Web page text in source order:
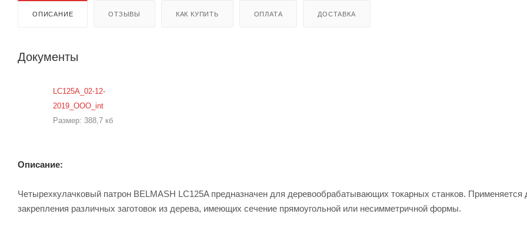
ОПИСАНИЕ ОТЗЫВЫ КАК КУПИТЬ ОПЛАТА ДОСТАВКА
Документы
LC125A_02-12-
2019_OOO_int
Размер: 388,7 кб
Описание:
Четырехкулачковый патрон BELMASH LC125A предназначен для деревообрабатывающих токарных станков. Применяется
закрепления различных заготовок из дерева, имеющих сечение прямоугольной или несимметричной формы.